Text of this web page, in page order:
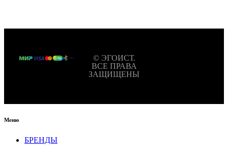
© ЭГОИСТ.
ВСЕ ПРАВА
ЗАЩИЩЕНЫ
Меню
БРЕНДЫ